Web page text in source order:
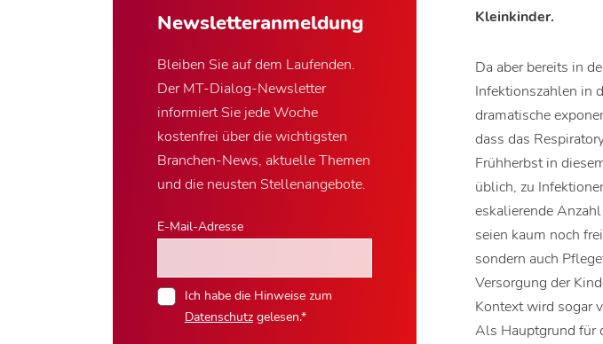
Newsletter­anmeldung
Bleiben Sie auf dem Laufenden.
Der MT-Dialog-Newsletter
informiert Sie jede Woche
kostenfrei über die wichtigsten
Branchen-News, aktuelle Themen
und die neusten Stellenangebote.
E-Mail-Adresse
Ich habe die Hinweise zum
Datenschutzgelesen.*
Kleinkinder.
Da aber bereits in
Infektionszahlen in
dramatische
dass das
Frühherbst in
üblich, zu
eskalierende
seien kaum noch
sondern auch
Versorgung der
Kontext wird sogar
Als Hauptgrund für